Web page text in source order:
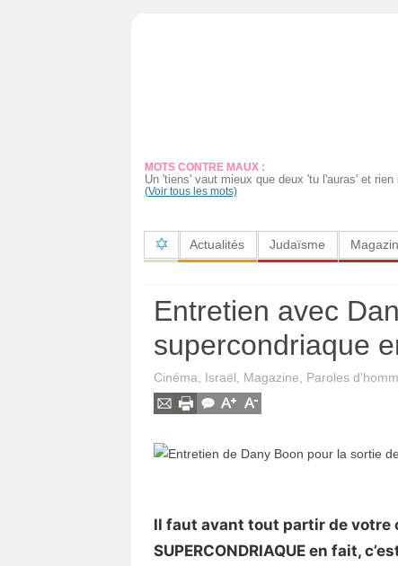
MOTS CONTRE MAUX :
Un 'tiens' vaut mieux que deux 'tu l'auras' et rien
(Voir tous les mots)
Actualités Judaïsme
Entretien avec
supercondriaque
Cinéma Israël Magazine Paroles
Il faut avant tout partir de votre
SUPERCONDRIAQUE en fait,